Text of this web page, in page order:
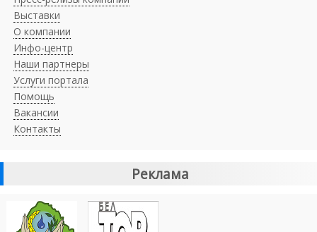
Выставки
О компании
Инфо-центр
Наши партнеры
Услуги портала
Помощь
Вакансии
Контакты
Реклама